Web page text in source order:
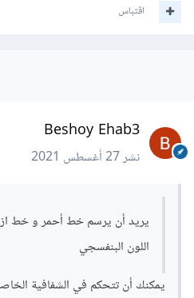
اقتباس
Beshoy Ehab3
نشر27 أغسطس 2021
يريد أن يرسم خط أحمر و خط
اللون البنفسجي
يمكنك أن تتحكم في الشفافية